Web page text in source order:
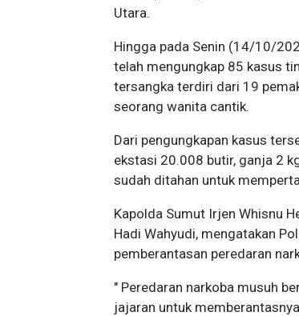
Utara.
Hingga pada Senin (14/10/
telah mengungkap 85 kasus
tersangka terdiri dari 19
seorang wanita cantik.
Dari pengungkapan kasus
ekstasi 20.008 butir, ganja 2
sudah ditahan untuk
Kapolda Sumut Irjen Whisnu
Hadi Wahyudi, mengatakan
pemberantasan peredaran
" Peredaran narkoba musuh
jajaran untuk